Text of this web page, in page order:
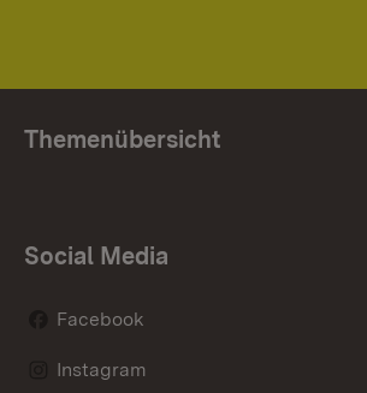
Themenübersicht
Social Media
Facebook
Instagram